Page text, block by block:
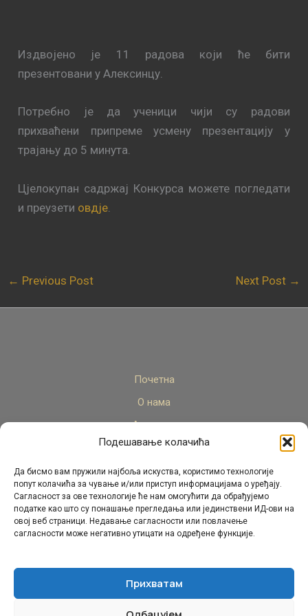
Подешавање колачића
Да бисмо вам пружили најбоља искуства, користимо технологије
попут колачића за чување и/или приступ информацијама о уређају.
Сагласност за ове технологије ће нам омогућити да обрађујемо
податке као што су понашање прегледања или јединствени ИД-ови на
овој веб страници. Недавање сагласности или повлачење
сагласности може негативно утицати на одређене функције.
Прихватам
Издвојено је 11 радова који ће бити
презентовани у Алексинцу.
Потребно је да ученици чији су радови
прихваћени припреме усмену презентацију у
трајању до 5 минута.
Цјелокупан садржај Конкурса можете погледати
и преузети овдје
← Previous Post Next Post →
Почетна
О нама
Актуелно
Стручни кадар
Пројекти
Архива
Контакт